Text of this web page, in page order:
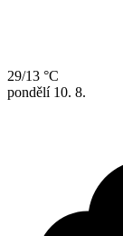
29/13 °C
pondělí 10. 8.